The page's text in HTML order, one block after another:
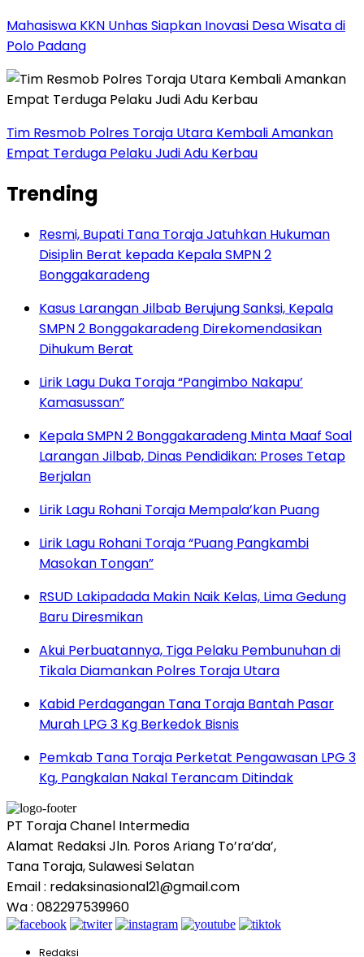
Mahasiswa KKN Unhas Siapkan Inovasi Desa Wisata di
Polo Padang
Tim Resmob Polres Toraja Utara Kembali Amankan
Empat Terduga Pelaku Judi Adu Kerbau
Trending
Resmi, Bupati Tana Toraja Jatuhkan Hukuman
Disiplin Berat kepada Kepala SMPN 2
Bonggakaradeng
Kasus Larangan Jilbab Berujung Sanksi, Kepala
SMPN 2 Bonggakaradeng Direkomendasikan
Dihukum Berat
Lirik Lagu Duka Toraja “Pangimbo Nakapu’
Kamasussan”
Kepala SMPN 2 Bonggakaradeng Minta Maaf Soal
Larangan Jilbab, Dinas Pendidikan: Proses Tetap
Berjalan
Lirik Lagu Rohani Toraja Mempala’kan Puang
Lirik Lagu Rohani Toraja “Puang Pangkambi
Masokan Tongan”
RSUD Lakipadada Makin Naik Kelas, Lima Gedung
Baru Diresmikan
Akui Perbuatannya, Tiga Pelaku Pembunuhan di
Tikala Diamankan Polres Toraja Utara
Kabid Perdagangan Tana Toraja Bantah Pasar
Murah LPG 3 Kg Berkedok Bisnis
Pemkab Tana Toraja Perketat Pengawasan LPG 3
Kg, Pangkalan Nakal Terancam Ditindak
PT Toraja Chanel Intermedia
Alamat Redaksi Jln. Poros Ariang To’ra’da’,
Tana Toraja, Sulawesi Selatan
Email : redaksinasional21@gmail.com
Wa : 082297539960
Redaksi